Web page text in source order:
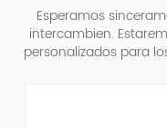
Esperamos
intercambien.
personalizados para